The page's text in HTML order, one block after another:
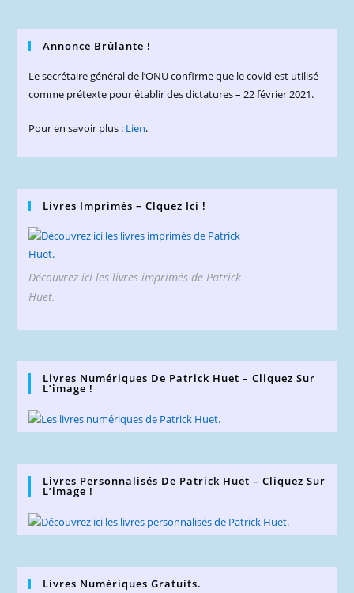
Annonce Brûlante !
Le secrétaire général de l’ONU confirme que le covid est utilisé
comme prétexte pour établir des dictatures – 22 février 2021.
Pour en savoir plus : Lien.
Livres Imprimés – Clquez Ici !
Découvrez ici les livres imprimés de Patrick
Huet.
Livres Numériques De Patrick Huet – Cliquez Sur
L’image !
Livres Personnalisés De Patrick Huet – Cliquez Sur
L’image !
Livres Numériques Gratuits.